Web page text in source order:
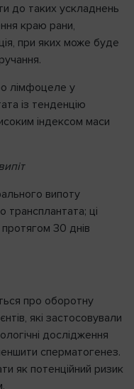
до таких ускладнень
краю рани,
при яких може буде
лімфоцеле у
із тенденцію
індексом маси
випоту
трансплантата; ці
30 днів
про оборотну
які застосовували
дослідження
сперматогенез.
як потенційний ризик